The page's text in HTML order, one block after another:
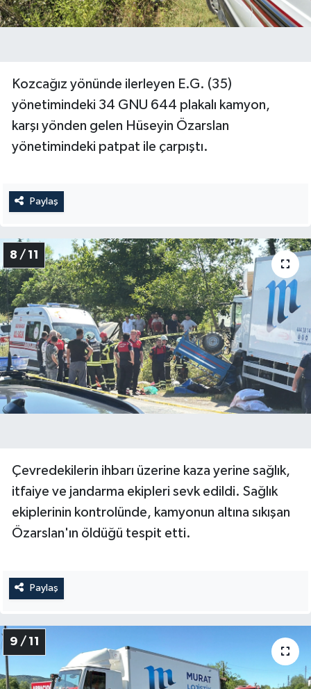
Kozcağız yönünde ilerleyen E.G. (35)
yönetimindeki 34 GNU 644 plakalı kamyon,
karşı yönden gelen Hüseyin Özarslan
yönetimindeki patpat ile çarpıştı.
Paylaş
8 / 11
Çevredekilerin ihbarı üzerine kaza yerine sağlık,
itfaiye ve jandarma ekipleri sevk edildi. Sağlık
ekiplerinin kontrolünde, kamyonun altına sıkışan
Özarslan'ın öldüğü tespit etti.
Paylaş
9 / 11